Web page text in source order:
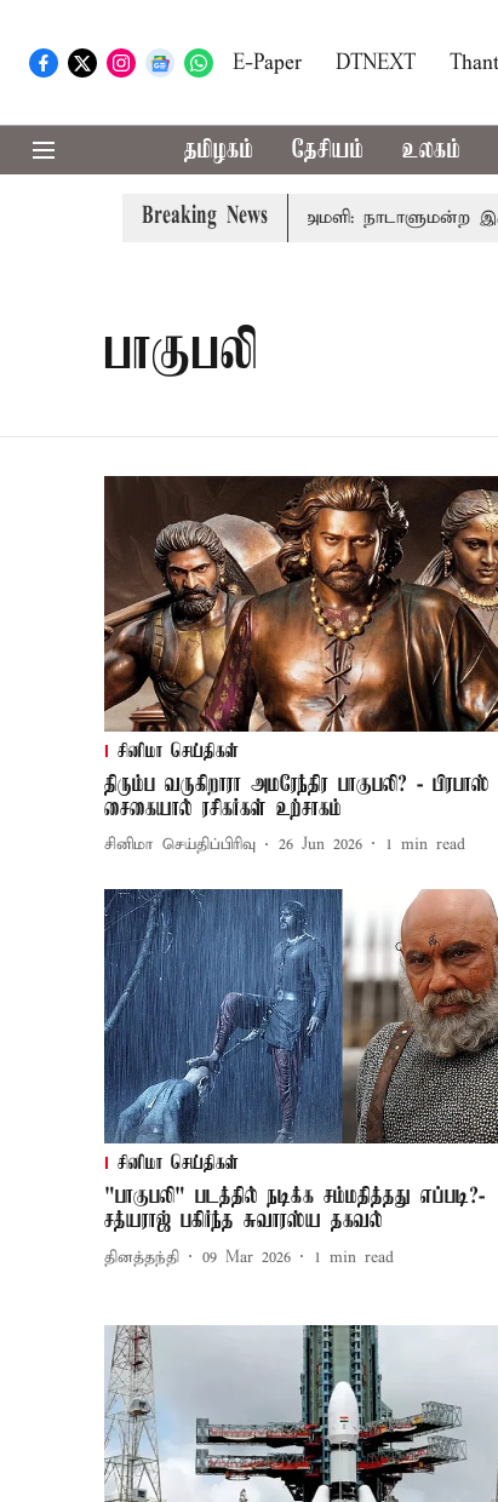
E-Paper DTNEXT
தமிழகம் தேசியம் உலகம்
Breaking News
எதிர்க்கட்சிகள் அமளி: நாடாளுமன்ற இரு
பாகுபலி
சினிமா செய்திகள்
திரும்ப வருகிறாரா அமரேந்திர பாகுபலி? - பிரபாஸ்
சைகையால் ரசிகர்கள் உற்சாகம்
சினிமா செய்திப்பிரிவு 26 Jun 2026 1 min read
சினிமா செய்திகள்
"பாகுபலி" படத்தில் நடிக்க சம்மதித்தது எப்படி?-
சத்யராஜ் பகிர்ந்த சுவாரஸ்ய தகவல்
தினத்தந்தி 09 Mar 2026 1 min read